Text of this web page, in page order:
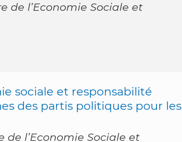
de l’Economie Sociale et
sociale et responsabilité
des partis politiques pour les
de l’Economie Sociale et